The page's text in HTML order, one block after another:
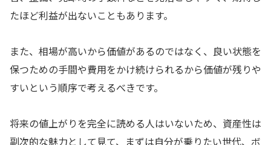
たほど利益が出ないこともあります。
また、相場が高いから価値があるのではなく、良い状態を
保つための手間や費用をかけ続けられるから価値が残りや
すいという順序で考えるべきです。
将来の値上がりを完全に読める人はいないため、資産性は
副次的な魅力として見て、まずは自分が乗りたい世代、ボ